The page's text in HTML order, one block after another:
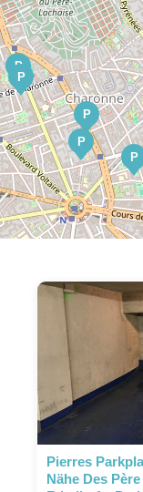
P
P
P
P
P
P
Pierres
Nähe Des